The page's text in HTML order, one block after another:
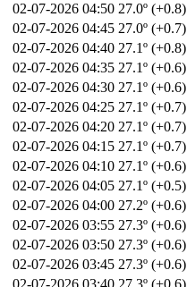
02-07-2026 04:50 27.0º (+0.8)
02-07-2026 04:45 27.0º (+0.7)
02-07-2026 04:40 27.1º (+0.8)
02-07-2026 04:35 27.1º (+0.6)
02-07-2026 04:30 27.1º (+0.6)
02-07-2026 04:25 27.1º (+0.7)
02-07-2026 04:20 27.1º (+0.7)
02-07-2026 04:15 27.1º (+0.7)
02-07-2026 04:10 27.1º (+0.6)
02-07-2026 04:05 27.1º (+0.5)
02-07-2026 04:00 27.2º (+0.6)
02-07-2026 03:55 27.3º (+0.6)
02-07-2026 03:50 27.3º (+0.6)
02-07-2026 03:45 27.3º (+0.6)
02-07-2026 03:40 27.3º (+0.6)